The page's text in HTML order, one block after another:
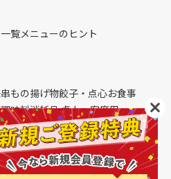
覧メニューのヒント
串もの揚げ物餃子・点心お食事
調味料消耗品 卓上・客席用
レンリネス生鮮品（配送便限定）
について